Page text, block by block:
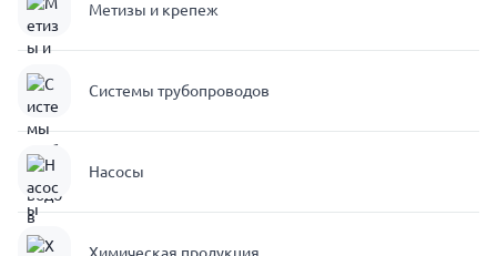
Метизы и крепеж
Системы трубопроводов
Насосы